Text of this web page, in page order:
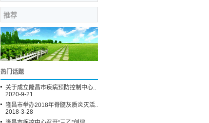
推荐
热门话题
关于成立隆昌市疾病预防控制中心..
2020-9-21
隆昌市举办2018年脊髓灰质炎灭活..
2018-3-28